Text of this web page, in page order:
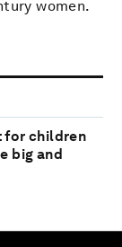
women.
for children
big and